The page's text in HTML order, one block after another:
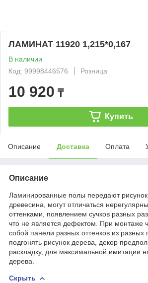
ЛАМИНАТ 11920 1,215*0,167
В наличии
Код: 99998446576
Розница
10 920 ₸
Купить
Описание Доставка Оплата
Описание
Ламинированные полы передают
древесина, могут отличаться
оттенками, появлением сучков разных
что не является дефектом. При монтаже
собой панели разных оттенков из разных
подгонять рисунок дерева, декор
раскладку, для максимальной имитации
дерева.
Скрыть